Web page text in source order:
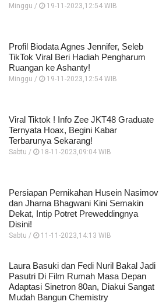
Minggu / 19-11-2023,12:54 WIB
Profil Biodata Agnes Jennifer, Seleb
TikTok Viral Beri Hadiah Pengharum
Ruangan ke Ashanty!
Minggu / 19-11-2023,12:54 WIB
Viral Tiktok ! Info Zee JKT48 Graduate
Ternyata Hoax, Begini Kabar
Terbarunya Sekarang!
Sabtu / 18-11-2023,09:04 WIB
Persiapan Pernikahan Husein Nasimov
dan Jharna Bhagwani Kini Semakin
Dekat, Intip Potret Preweddingnya
Disini!
Sabtu / 11-11-2023,14:13 WIB
Laura Basuki dan Fedi Nuril Bakal Jadi
Pasutri Di Film Rumah Masa Depan
Adaptasi Sinetron 80an, Diakui Sangat
Mudah Bangun Chemistry